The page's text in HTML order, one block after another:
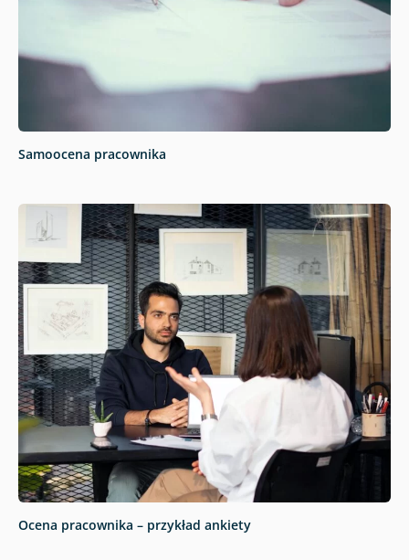
Samoocena pracownika
Ocena pracownika – przykład ankiety